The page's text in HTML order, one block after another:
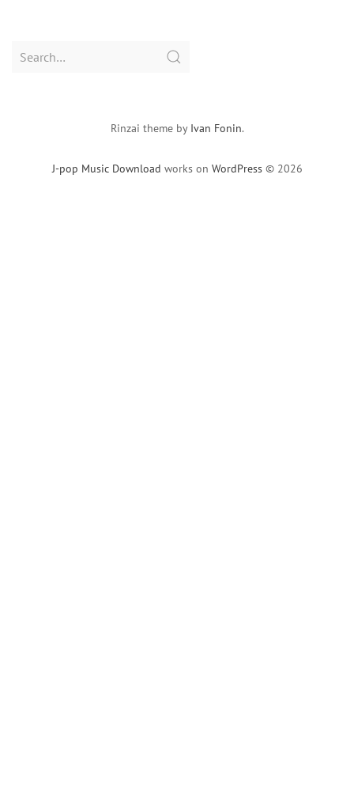
Search
J-pop Music Download works on WordPress © 2026
Rinzai theme by Ivan Fonin.